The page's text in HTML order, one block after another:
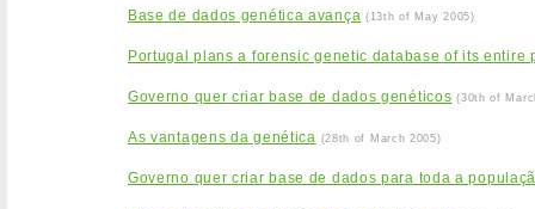
Base de dados genética avança (13th of May 2005)
Portugal plans a forensic genetic database of its entire
Governo quer criar base de dados genéticos (30th of
As vantagens da genética (28th of March 2005)
Governo quer criar base de dados para toda a